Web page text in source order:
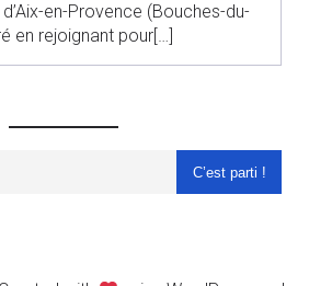
en-Provence (Bouches-du-
en rejoignant pour[…]
C’est parti !